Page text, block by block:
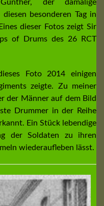
der damalige
besonderen Tag in
dieser Fotos zeigt Sir
of Drums des 26 RCT
Foto 2014 einigen
zeigte. Zu meiner
der Männer auf dem Bild
Drummer in der Reihe
Ein Stück lebendige
der Soldaten zu ihren
wiederaufleben lässt.